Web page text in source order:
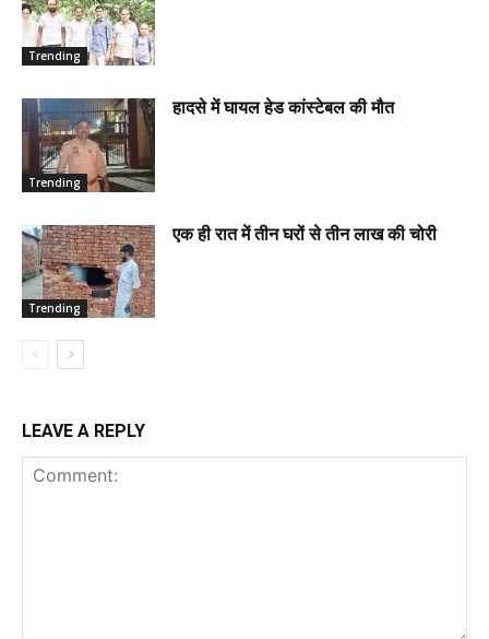
Trending
Trending
हादसे में घायल हेड कांस्टेबल की मौत
Trending
एक ही रात में तीन घरों से तीन लाख की चोरी
LEAVE A REPLY